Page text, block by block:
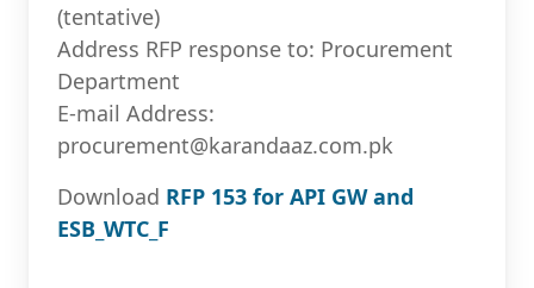
(tentative)
Address RFP response to: Procurement
Department
E-mail Address:
procurement@karandaaz.com.pk
Download RFP 153 for API GW and
ESB_WTC_F